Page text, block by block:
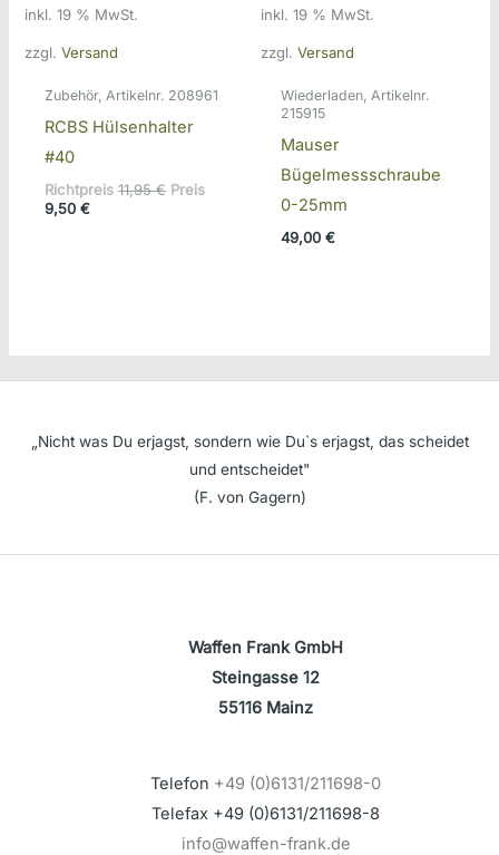
inkl. 19 % MwSt.
zzgl.Versand
Zubehör, Artikelnr. 208961
RCBS Hülsenhalter
#40
Richtpreis 11,95€ Ursprünglicher
Preis
9,50 €Aktueller
inkl. 19 % MwSt.
zzgl. Versand
Wiederladen, Artikelnr.
215915
Mauser
Bügelmessschraube
0-25mm
49,00 €
„Nicht was Du erjagst, sondern wie Du`s erjagst, das scheidet
und entscheidet"
(F. von Gagern)
Waffen Frank GmbH
Steingasse 12
55116 Mainz
Telefon +49 (0)6131/211698-0
Telefax +49 (0)6131/211698-8
info@waffen-frank.de